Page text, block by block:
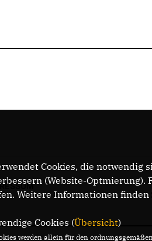
Cookies, die
(Website-
Weitere Informationen finden
Cookies (Übersicht)
werden allein für den